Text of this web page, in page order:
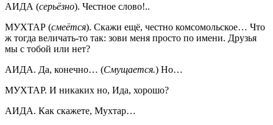
АИДА (серьёзно). Честное слово!..
МУХТАР (смеётся). Скажи ещё, честно комсомольское… Что
ж тогда величать-то так: зови меня просто по имени. Друзья
мы с тобой или нет?
АИДА. Да, конечно… (Смущается.) Но…
МУХТАР. И никаких но, Ида, хорошо?
АИДА. Как скажете, Мухтар…